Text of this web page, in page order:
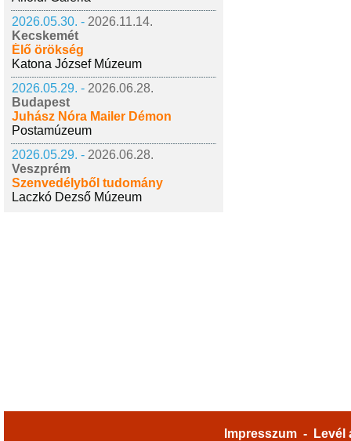
2026.05.30. - 2026.11.14.
Kecskemét
Élő örökség
Katona József Múzeum
2026.05.29. - 2026.06.28.
Budapest
Juhász Nóra Mailer Démon
Postamúzeum
2026.05.29. - 2026.06.28.
Veszprém
Szenvedélyből tudomány
Laczkó Dezső Múzeum
Impresszum -
Levél